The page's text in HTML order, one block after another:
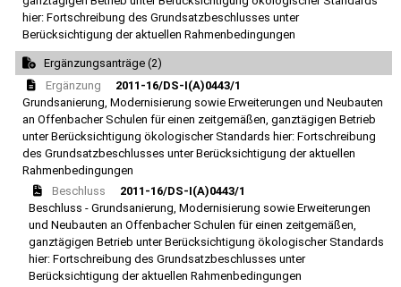
hier: Fortschreibung des Grundsatzbeschlusses unter
Berücksichtigung der aktuellen Rahmenbedingungen
Ergänzungsanträge (2)
Ergänzung
2011-16/DS-I(A)0443/1
Grundsanierung, Modernisierung sowie Erweiterungen und Neubauten
an Offenbacher Schulen für einen zeitgemäßen, ganztägigen Betrieb
unter Berücksichtigung ökologischer Standards hier: Fortschreibung
des Grundsatzbeschlusses unter Berücksichtigung der aktuellen
Rahmenbedingungen
Beschluss
2011-16/DS-I(A)0443/1
Beschluss - Grundsanierung, Modernisierung sowie Erweiterungen
und Neubauten an Offenbacher Schulen für einen zeitgemäßen,
ganztägigen Betrieb unter Berücksichtigung ökologischer Standards
hier: Fortschreibung des Grundsatzbeschlusses unter
Berücksichtigung der aktuellen Rahmenbedingungen